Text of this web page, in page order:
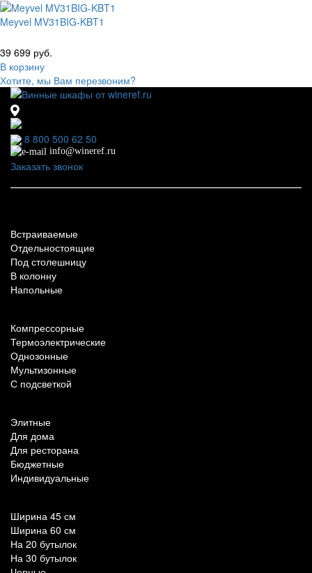
Meyvel MV31BIG-KBT1
39 699 руб.
В корзину
Хотите, мы Вам перезвоним?
8 800 500 62 50
info@wineref.ru
Заказать звонок
Встраиваемые
Отдельностоящие
Под столешницу
В колонну
Напольные
Компрессорные
Термоэлектрические
Однозонные
Мультизонные
С подсветкой
Элитные
Для дома
Для ресторана
Бюджетные
Индивидуальные
Ширина 45 см
Ширина 60 см
На 20 бутылок
На 30 бутылок